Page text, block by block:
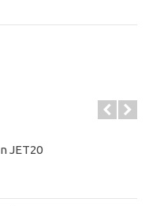
JET20